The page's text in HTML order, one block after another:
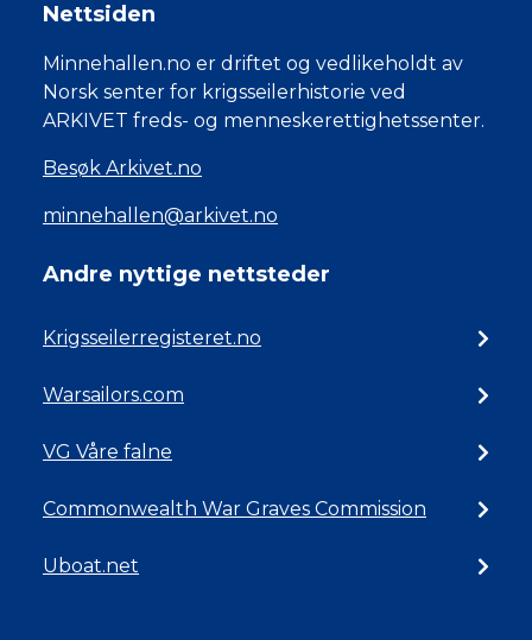
Nettsiden
Minnehallen.no er driftet og vedlikeholdt av
Norsk senter for krigsseilerhistorie ved
ARKIVET freds- og menneskerettighetssenter.
Besøk Arkivet.no
minnehallen@arkivet.no
Andre nyttige nettsteder
Krigsseilerregisteret.no
Warsailors.com
VG Våre falne
Commonwealth War Graves Commission
Uboat.net